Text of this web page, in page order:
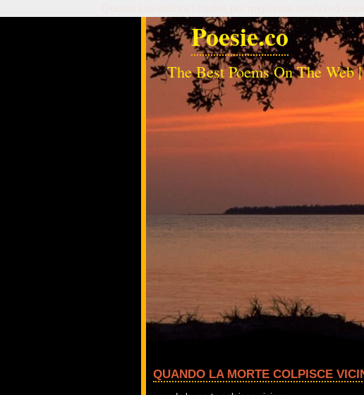
Poesie.co
The Best Poems On The Web |
QUANDO LA MORTE COLPISCE